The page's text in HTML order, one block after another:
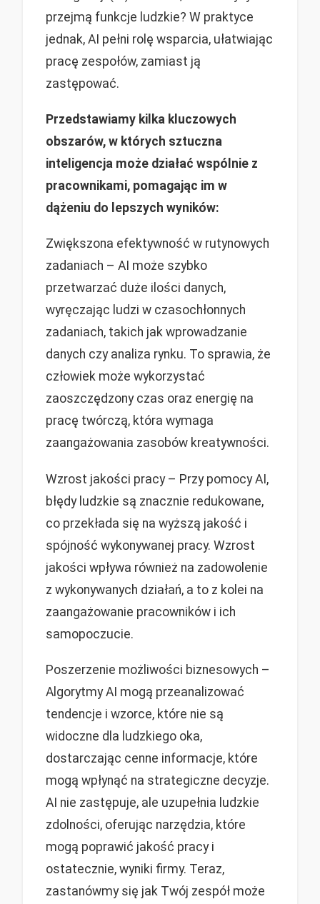
przejmą funkcje ludzkie? W praktyce
jednak, AI pełni rolę wsparcia, ułatwiając
pracę zespołów, zamiast ją
zastępować.
Przedstawiamy kilka kluczowych
obszarów, w których sztuczna
inteligencja może działać wspólnie z
pracownikami, pomagając im w
dążeniu do lepszych wyników:
Zwiększona efektywność w rutynowych
zadaniach – AI może szybko
przetwarzać duże ilości danych,
wyręczając ludzi w czasochłonnych
zadaniach, takich jak wprowadzanie
danych czy analiza rynku. To sprawia, że
człowiek może wykorzystać
zaoszczędzony czas oraz energię na
pracę twórczą, która wymaga
zaangażowania zasobów kreatywności.
Wzrost jakości pracy – Przy pomocy AI,
błędy ludzkie są znacznie redukowane,
co przekłada się na wyższą jakość i
spójność wykonywanej pracy. Wzrost
jakości wpływa również na zadowolenie
z wykonywanych działań, a to z kolei na
zaangażowanie pracowników i ich
samopoczucie.
Poszerzenie możliwości biznesowych –
Algorytmy AI mogą przeanalizować
tendencje i wzorce, które nie są
widoczne dla ludzkiego oka,
dostarczając cenne informacje, które
mogą wpłynąć na strategiczne decyzje.
AI nie zastępuje, ale uzupełnia ludzkie
zdolności, oferując narzędzia, które
mogą poprawić jakość pracy i
ostatecznie, wyniki firmy. Teraz,
zastanówmy się jak Twój zespół może